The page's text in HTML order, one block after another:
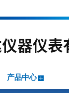
产品中心